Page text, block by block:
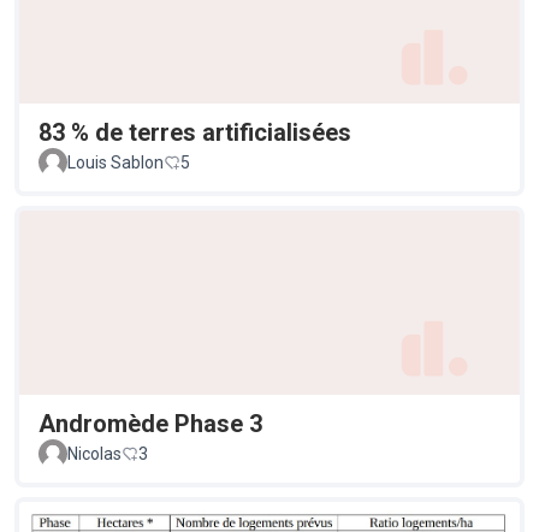
83 % de terres artificialisées
Louis Sablon 5
Andromède Phase 3
Nicolas 3